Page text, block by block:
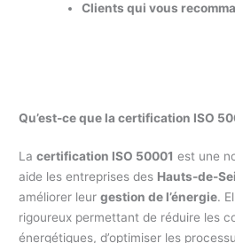
Clients qui vous
Qu’est-ce que la certification ISO
Lacertification ISO 50001 est une
aide les entreprises des Hauts-de-
améliorer leurgestion de l’énergie.
rigoureux permettant de réduire les
énergétiques, d’optimiser les